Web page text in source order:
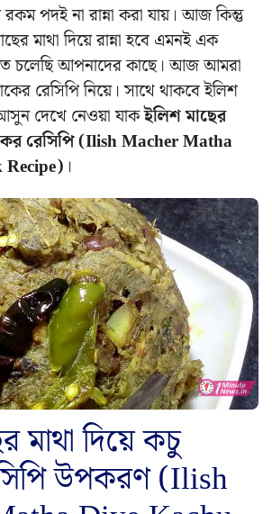
পদই না রান্না করা যায়। আজ কিন্তু
মাথা দিয়ে রান্না হবে এমনই এক
চলেছি আপনাদের কাছে। আজ আমরা
রেসিপি নিয়ে। সাথে থাকবে ইলিশ
দেখে নেওয়া যাকইলিশ মাছের
রেসিপি (Ilish Macher Matha
।
মাথা দিয়ে কচু
উপকরণ (Ilish